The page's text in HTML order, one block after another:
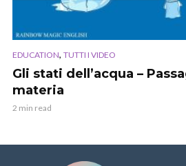
EDUCATION, TUTTI I VIDEO
Gli stati dell’acqua –
materia
2 min read